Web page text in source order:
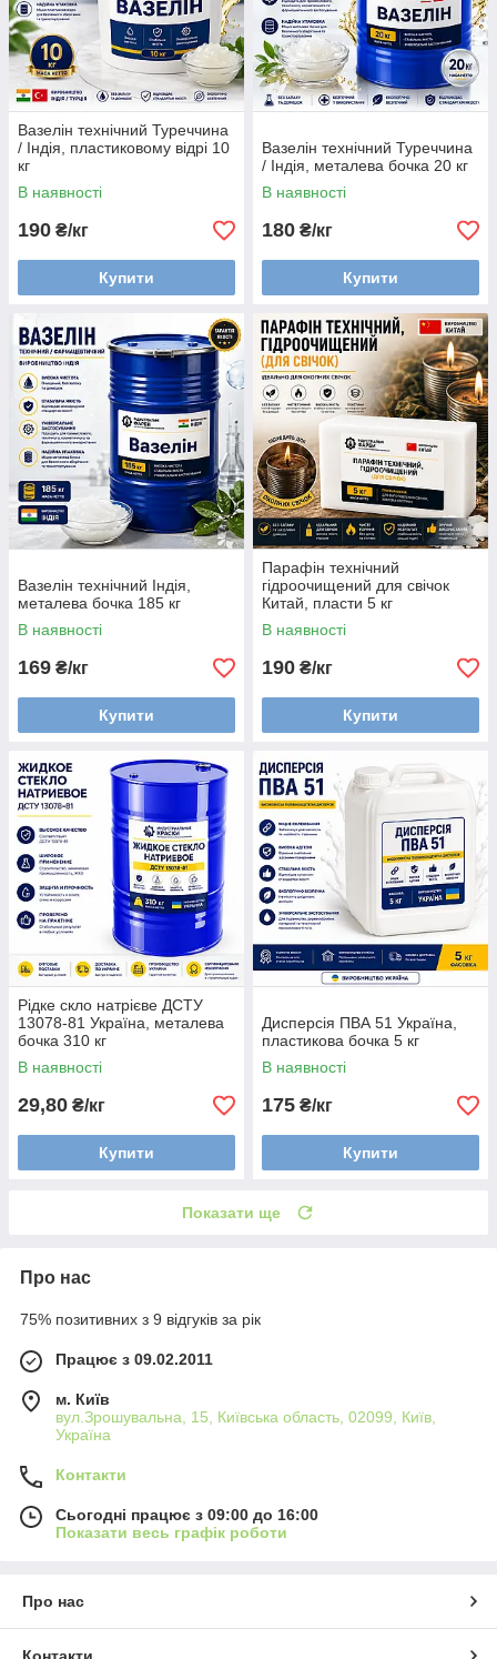
Вазелін технічний Туреччина
/ Індія, пластиковому відрі 10
кг
В наявності
190 ₴/кг
Купити
Вазелін технічний Туреччина
/ Індія, металева бочка 20 кг
В наявності
180 ₴/кг
Купити
Вазелін технічний Індія,
металева бочка 185 кг
В наявності
169 ₴/кг
Купити
Парафін технічний
гідроочищений для свічок
Китай, пласти 5 кг
В наявності
190 ₴/кг
Купити
Рідке скло натрієве ДСТУ
13078-81 Україна, металева
бочка 310 кг
В наявності
29,80 ₴/кг
Купити
Дисперсія ПВА 51 Україна,
пластикова бочка 5 кг
В наявності
175 ₴/кг
Купити
Показати ще
Про нас
75% позитивних з 9 відгуків за рік
Працює з 09.02.2011
м. Київ
вул.Зрошувальна, 15, Київська область, 02099, Київ,
Україна
Контакти
Сьогодні працює з 09:00 до 16:00
Показати весь графік роботи
Про нас